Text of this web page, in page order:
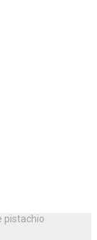
pistachio